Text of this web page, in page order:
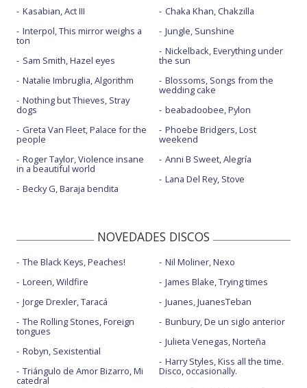
Kasabian, Act III
Interpol, This mirror weighs a
ton
Sam Smith, Hazel eyes
Natalie Imbruglia, Algorithm
Nothing but Thieves, Stray
dogs
Greta Van Fleet, Palace for the
people
Roger Taylor, Violence insane
in a beautiful world
Becky G, Baraja bendita
Chaka Khan, Chakzilla
Jungle, Sunshine
Nickelback, Everything under
the sun
Blossoms, Songs from the
wedding cake
beabadoobee, Pylon
Phoebe Bridgers, Lost
weekend
Anni B Sweet, Alegría
Lana Del Rey, Stove
NOVEDADES DISCOS
The Black Keys, Peaches!
Loreen, Wildfire
Jorge Drexler, Taracá
The Rolling Stones, Foreign
tongues
Robyn, Sexistential
Triángulo de Amor Bizarro, Mi
catedral
Nil Moliner, Nexo
James Blake, Trying times
Juanes, JuanesTeban
Bunbury, De un siglo anterior
Julieta Venegas, Norteña
Harry Styles, Kiss all the time.
Disco, occasionally.